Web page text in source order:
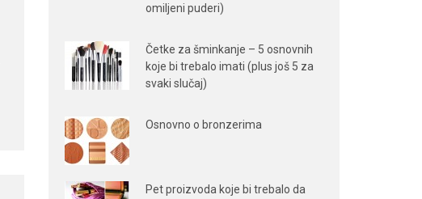
omiljeni puderi)
Četke za šminkanje – 5 osnovnih
koje bi trebalo imati (plus još 5 za
svaki slučaj)
Osnovno o bronzerima
Pet proizvoda koje bi trebalo da